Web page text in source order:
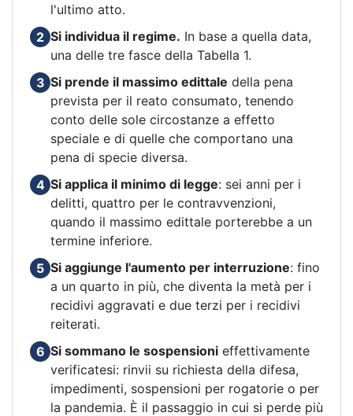
l'ultimo atto.
2 Si individua il regime. In base a quella data,
una delle tre fasce della Tabella 1.
3 Si prende il massimo edittale della pena
prevista per il reato consumato, tenendo
conto delle sole circostanze a effetto
speciale e di quelle che comportano una
pena di specie diversa.
4 Si applica il minimo di legge: sei anni per i
delitti, quattro per le contravvenzioni,
quando il massimo edittale porterebbe a un
termine inferiore.
5 Si aggiunge l'aumento per interruzione: fino
a un quarto in più, che diventa la metà per i
recidivi aggravati e due terzi per i recidivi
reiterati.
6 Si sommano le sospensioni effettivamente
verificatesi: rinvii su richiesta della difesa,
impedimenti, sospensioni per rogatorie o per
la pandemia. È il passaggio in cui si perde più